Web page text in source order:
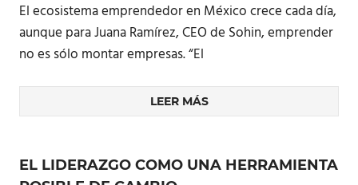
El ecosistema emprendedor en México crece cada día,
aunque para Juana Ramírez, CEO de Sohin, emprender
no es sólo montar empresas. “El
LEER MÁS
EL LIDERAZGO COMO UNA HERRAMIENTA